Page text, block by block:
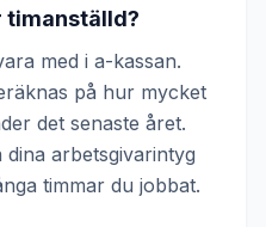
timanställd?
med i a-kassan.
på hur mycket
det senaste året.
arbetsgivarintyg
timmar du jobbat.